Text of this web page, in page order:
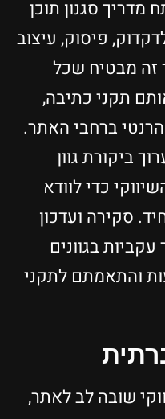
מדריך סגנון תוכן
פיסוק, עיצוב
זה מבטיח שכל
תקני כתיבה,
ברחבי האתר.
ביקורת גוון
כדי לוודא
סקירה ועדכון
בגוונים
והתאמתם לתקני
שובה לב לאתר,